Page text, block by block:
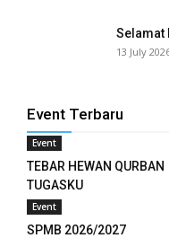
panel
panel
panel
Selamat
13 July
Event Terbaru
Event
TEBAR HEWAN QURBAN
TUGASKU
Event
SPMB 2026/2027